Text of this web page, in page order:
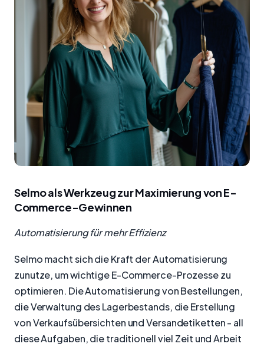
Selmo als Werkzeug zur Maximierung von E-
Commerce-Gewinnen
Automatisierung für mehr Effizienz
Selmo macht sich die Kraft der Automatisierung
zunutze, um wichtige E-Commerce-Prozesse zu
optimieren. Die Automatisierung von Bestellungen,
die Verwaltung des Lagerbestands, die Erstellung
von Verkaufsübersichten und Versandetiketten - all
diese Aufgaben, die traditionell viel Zeit und Arbeit